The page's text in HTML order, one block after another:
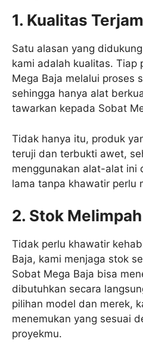
1. Kualitas
Satu alasan yang
kami adalah kualitas.
Mega Baja melalui proses
sehingga hanya alat
tawarkan kepada Sobat
Tidak hanya itu, produk
teruji dan terbukti awet,
menggunakan alat-alat ini
lama tanpa khawatir perlu
2. Stok Melimpah
Tidak perlu khawatir
Baja, kami menjaga stok
Sobat Mega Baja bisa
dibutuhkan secara
pilihan model dan merek,
menemukan yang sesuai
proyekmu.